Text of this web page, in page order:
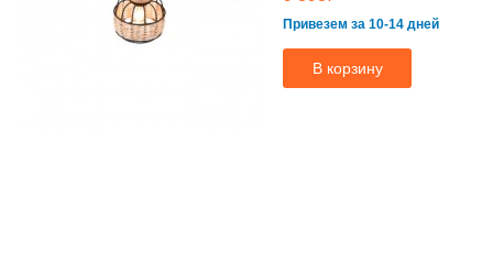
Привезем за 10-14 дней
В корзину